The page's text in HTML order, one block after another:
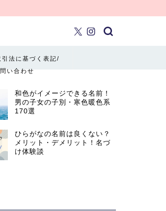
引法に基づく表記/
い合わせ
和色がイメージできる名前！
男の子女の子別・寒色暖色系
170選
ひらがなの名前は良くない？
メリット・デメリット！名づ
け体験談